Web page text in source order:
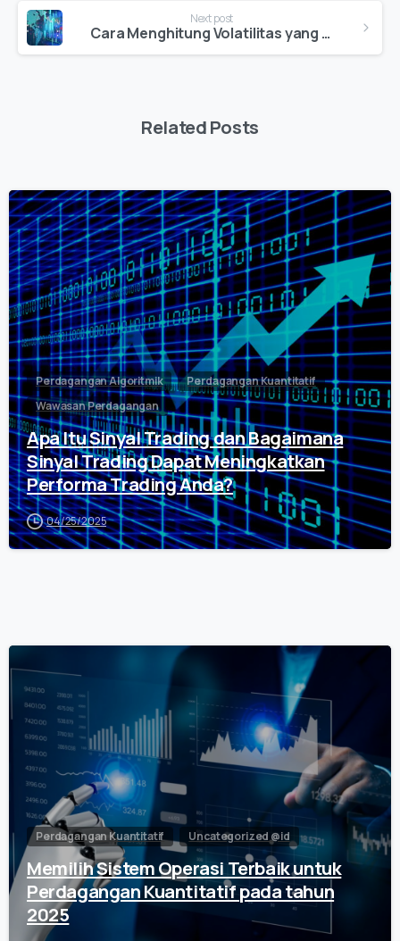
Next post
Cara Menghitung Volatilitas yang Direalisasikan: Metode dan Contoh Praktis
Related Posts
Perdagangan Algoritmik
Perdagangan Kuantitatif
Wawasan Perdagangan
Apa Itu Sinyal Trading dan Bagaimana
Sinyal Trading Dapat Meningkatkan
Performa Trading Anda?
04/25/2025
Perdagangan Kuantitatif Uncategorized @id
Memilih Sistem Operasi Terbaik untuk
Perdagangan Kuantitatif pada tahun
2025